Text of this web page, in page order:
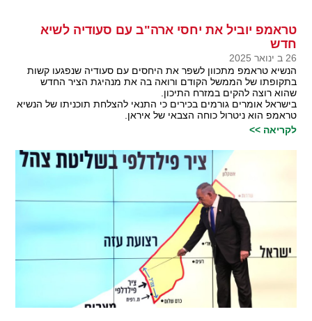
טראמפ יוביל את יחסי ארה"ב עם סעודיה לשיא
חדש
26 ב ינואר 2025
הנשיא טראמפ מתכוון לשפר את היחסים עם סעודיה שנפגעו קשות
בתקופתו של הממשל הקודם ורואה בה את מנהיגת הציר החדש
שהוא רוצה להקים במזרח התיכון.
בישראל אומרים גורמים בכירים כי התנאי להצלחת תוכניתו של הנשיא
טראמפ הוא ניטרול כוחה הצבאי של איראן.
לקריאה >>